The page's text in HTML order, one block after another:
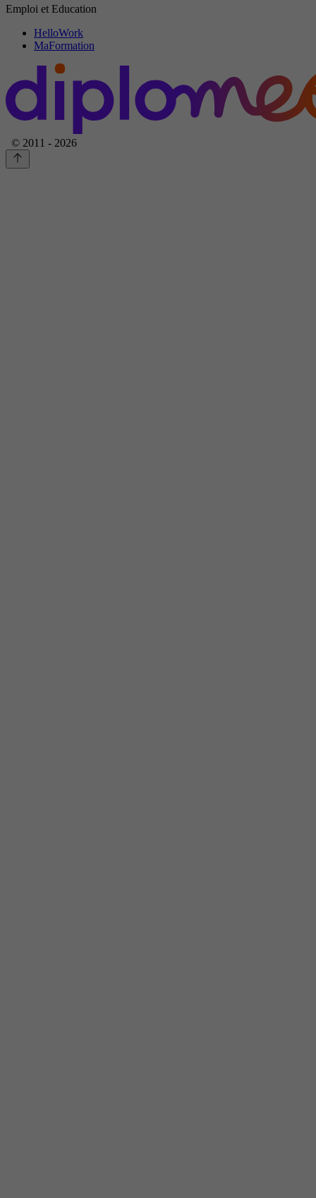
Emploi et Education
HelloWork
MaFormation
© 2011 - 2026